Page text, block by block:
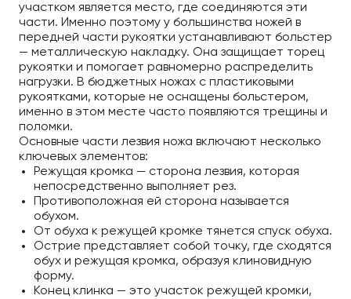
участком является место, где соединяются эти
части. Именно поэтому у большинства ножей в
передней части рукоятки устанавливают больстер
— металлическую накладку. Она защищает торец
рукоятки и помогает равномерно распределить
нагрузки. В бюджетных ножах с пластиковыми
рукоятками, которые не оснащены больстером,
именно в этом месте часто появляются трещины и
поломки.
Основные части лезвия ножа включают несколько
ключевых элементов:
Режущая кромка — сторона лезвия, которая
непосредственно выполняет рез.
Противоположная ей сторона называется
обухом.
От обуха к режущей кромке тянется спуск обуха.
Острие представляет собой точку, где сходятся
обух и режущая кромка, образуя клиновидную
форму.
Конец клинка — это участок режущей кромки,